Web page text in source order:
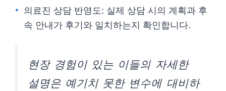
의료진 상담 반영도: 실제 상담 시의 계획과 후
속 안내가 후기와 일치하는지 확인합니다.
현장 경험이 있는 이들의 자세한
설명은 예기치 못한 변수에 대비하